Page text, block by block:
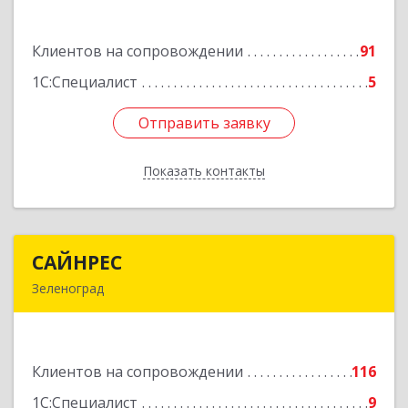
Клиентов на сопровождении
91
1С:Специалист
5
Отправить заявку
Показать контакты
Подробнее
Отправить заявку
Назад
САЙНРЕС
Зеленоград
Клиентов на сопровождении
116
1С:Специалист
9
Подробнее